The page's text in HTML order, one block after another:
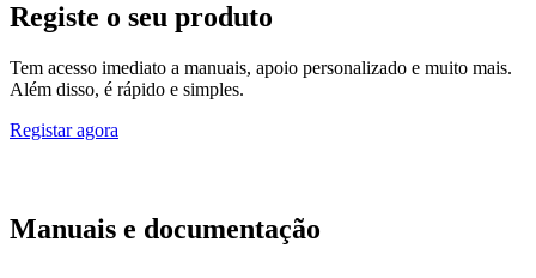
Registe o seu produto
Tem acesso imediato a manuais, apoio personalizado e muito mais.
Além disso, é rápido e simples.
Registar agora
Manuais e documentação